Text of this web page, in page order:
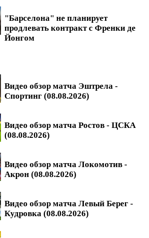
"Барселона" не планирует
продлевать контракт с Френки де
Йонгом
Видео обзор матча Эштрела -
Спортинг (08.08.2026)
Видео обзор матча Ростов - ЦСКА
(08.08.2026)
Видео обзор матча Локомотив -
Акрон (08.08.2026)
Видео обзор матча Левый Берег -
Кудровка (08.08.2026)